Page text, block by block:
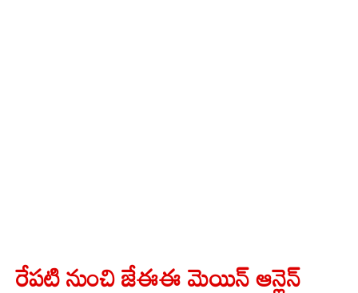
రేపటి నుంచి జేఈఈ మెయిన్ ఆన్లైన్